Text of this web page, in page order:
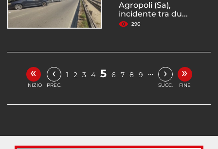
Agropoli (Sa),
incidente tra du...
296
«
INIZIO
‹
PREC.
1 2 3 4 5 6 7 8 9 … ›
SUCC.
»
FINE